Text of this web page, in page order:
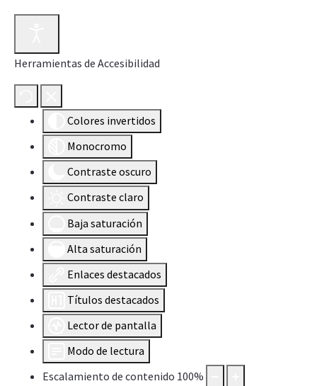
Herramientas de Accesibilidad
Colores invertidos
Monocromo
Contraste oscuro
Contraste claro
Baja saturación
Alta saturación
Enlaces destacados
Títulos destacados
Lector de pantalla
Modo de lectura
Escalamiento de contenido 100%